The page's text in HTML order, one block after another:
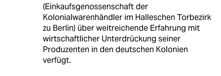
(Einkaufsgenossenschaft der
Kolonialwarenhändler im Halleschen Torbezirk
zu Berlin) über weitreichende Erfahrung mit
wirtschaftlicher Unterdrückung seiner
Produzenten in den deutschen Kolonien
verfügt.